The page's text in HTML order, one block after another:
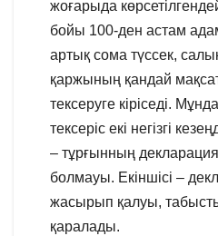
жоғарыда
бойы 100-ден астам
артық сома түссек,
қаржының қандай
тексеруге кіріседі.
тексеріс екі негізгі
– тұрғынның
болмауы. Екіншісі –
жасырып қалуы,
қаралады.